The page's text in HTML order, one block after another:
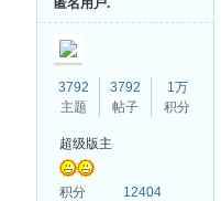
匿名用户.
3792
主题
3792
帖子
1万
积分
超级版主
积分 12404